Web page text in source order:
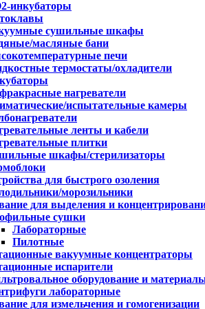
инкубаторы
сушильные шкафы
масляные бани
печи
термостаты/охладители
нагреватели
испытательные камеры
ленты и кабели
плитки
шкафы/стерилизаторы
для быстрого озоления
морозильники
для выделения и
сушки
Лабораторные
Пилотные
вакуумные концентраторы
испарители
оборудование и
лабораторные
для измельчения и гомогенизации